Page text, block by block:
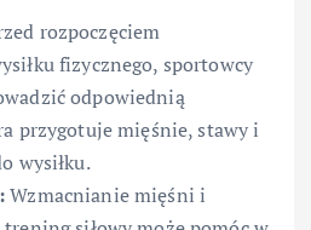
rozpoczęciem
fizycznego, sportowcy
odpowiednią
przygotuje mięśnie, stawy i
wysiłku.
Wzmacnianie mięśni i